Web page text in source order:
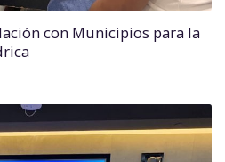
con Municipios para la